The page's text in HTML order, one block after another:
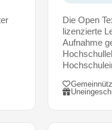
Die Open
lizenzierte
Aufnahme